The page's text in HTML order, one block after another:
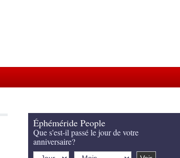
Éphéméride People
Que s'est-il passé le jour de votre
anniversaire?